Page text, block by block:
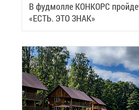
В фуд­мол­ле КОН­КОРС
«ЕСТЬ. ЭТО ЗНАК»